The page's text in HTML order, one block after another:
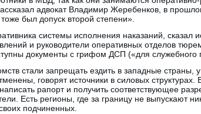
адвокат Владимир Жеребенков, в
был допуск второй степени».
системы исполнения наказаний, сказал
и руководители оперативных отделов
документы с грифом ДСП («для служебного
стали запрещать ездить в западные страны,
говорят источники в силовых структурах.
рапорт и получить соответствующее
Есть регионы, где за границу не выпускают
подчиненных.